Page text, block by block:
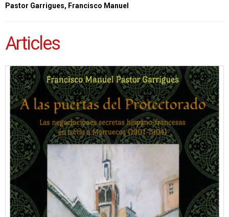
Pastor Garrigues, Francisco Manuel
Articles